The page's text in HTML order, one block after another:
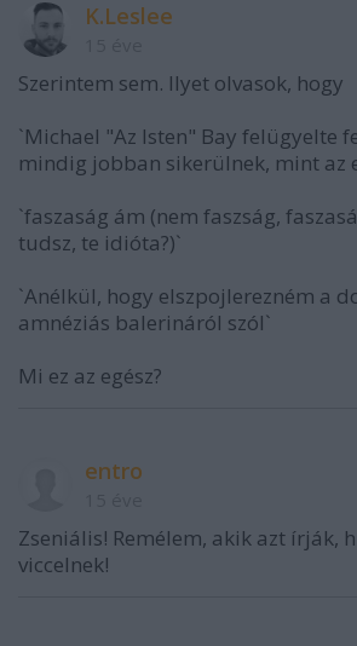
K.Leslee
Szerintem sem. Ilyet olvasok, hogy
`Michael "Az Isten" Bay felügyelte
mindig jobban sikerülnek, mint az
`faszaság ám (nem faszság,
tudsz, te idióta?)`
`Anélkül, hogy elszpojlerezném a
amnéziás balerináról szól`
Mi ez az egész?
entro
Zseniális! Remélem, akik azt írják,
viccelnek!